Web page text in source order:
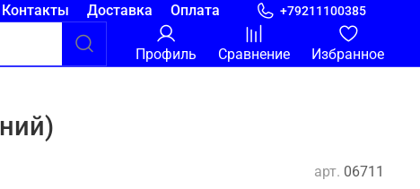
Контакты Доставка Оплата +79211100385
Профиль Сравнение Избранное
арт. 06711